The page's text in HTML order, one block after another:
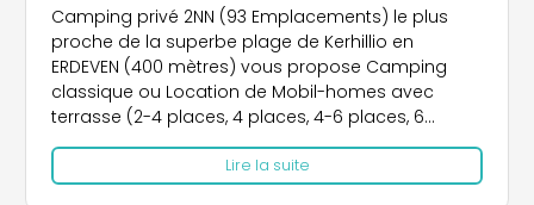
Camping privé 2NN (93 Emplacements) le plus
proche de la superbe plage de Kerhillio en
ERDEVEN (400 mètres) vous propose Camping
classique ou Location de Mobil-homes avec
terrasse (2-4 places, 4 places, 4-6 places, 6
places) de 200 € à 650 € la semaine selon
modèle et période; CV acceptés, Animaux
acceptés.
Lire la suite